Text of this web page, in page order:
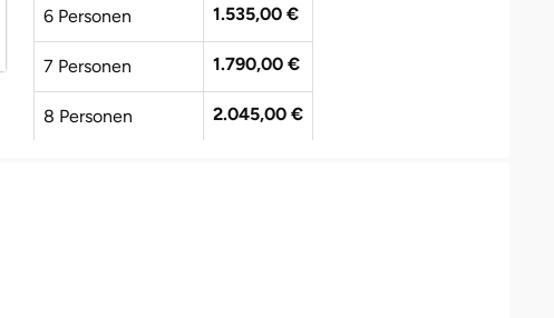
6 Personen 1.535,00 €
7 Personen 1.790,00 €
8 Personen 2.045,00 €